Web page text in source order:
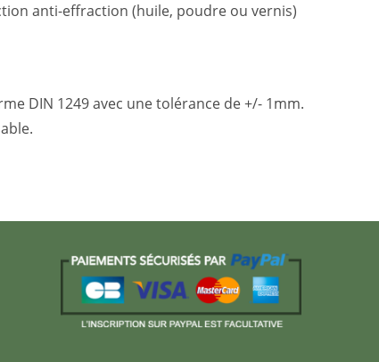
anti-effraction (huile, poudre ou vernis)
DIN 1249 avec une tolérance de +/- 1mm.